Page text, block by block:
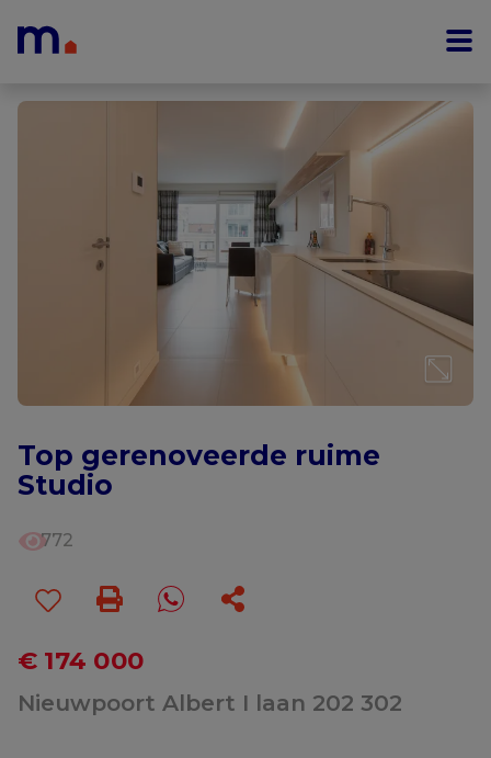
Top gerenoveerde ruime
Studio
772
€ 174 000
Nieuwpoort Albert I laan 202 302